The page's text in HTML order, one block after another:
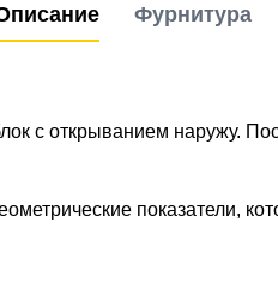
Фурнитура
с открыванием наружу.
показатели,